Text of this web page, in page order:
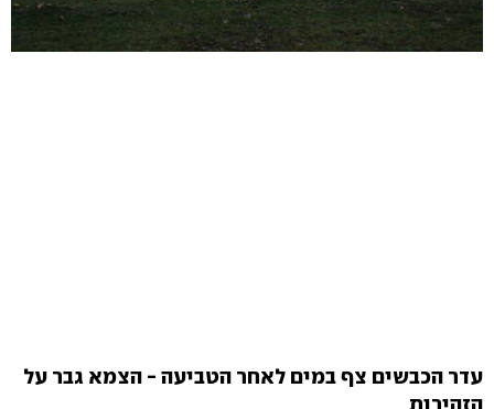
עדר הכבשים צף במים לאחר הטביעה - הצמא גבר על